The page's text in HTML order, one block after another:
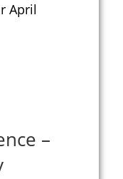
April
–